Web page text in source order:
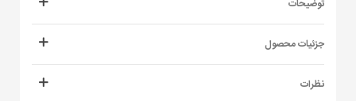
توضیحات
جزئیات محصول
نظرات